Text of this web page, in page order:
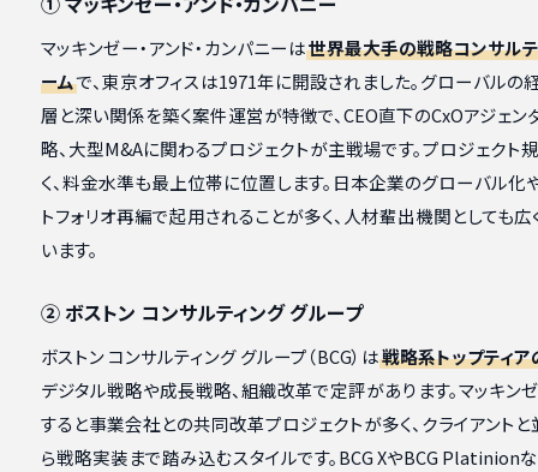
マッキンゼー・アンド・カンパニーは世界最大手の戦略コンサルテ
ームで、東京オフィスは1971年に開設されました。グローバルの
層と深い関係を築く案件運営が特徴で、CEO直下のCxOアジェン
略、大型M&Aに関わるプロジェクトが主戦場です。プロジェクト
く、料金水準も最上位帯に位置します。日本企業のグローバル化
トフォリオ再編で起用されることが多く、人材輩出機関としても広
います。
② ボストン コンサルティング グループ
ボストン コンサルティング グループ（BCG）は戦略系トップティ
デジタル戦略や成長戦略、組織改革で定評があります。マッキン
すると事業会社との共同改革プロジェクトが多く、クライアント
ら戦略実装まで踏み込むスタイルです。BCG XやBCG Platinion